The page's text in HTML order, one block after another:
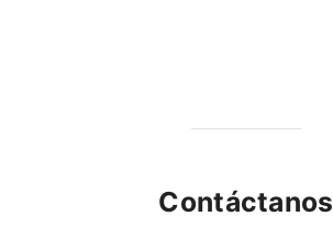
Contáctanos